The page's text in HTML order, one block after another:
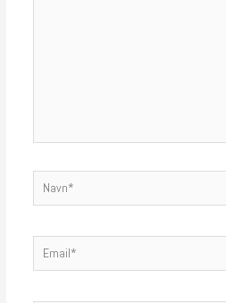
Navn*
Email*